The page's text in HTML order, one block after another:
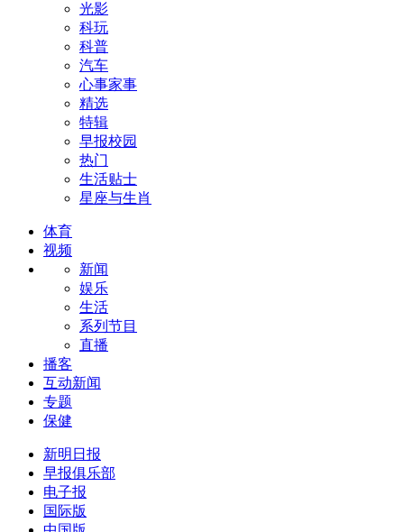
光影
科玩
科普
汽车
心事家事
精选
特辑
早报校园
热门
生活贴士
星座与生肖
体育
视频
新闻
娱乐
生活
系列节目
直播
播客
互动新闻
专题
保健
新明日报
早报俱乐部
电子报
国际版